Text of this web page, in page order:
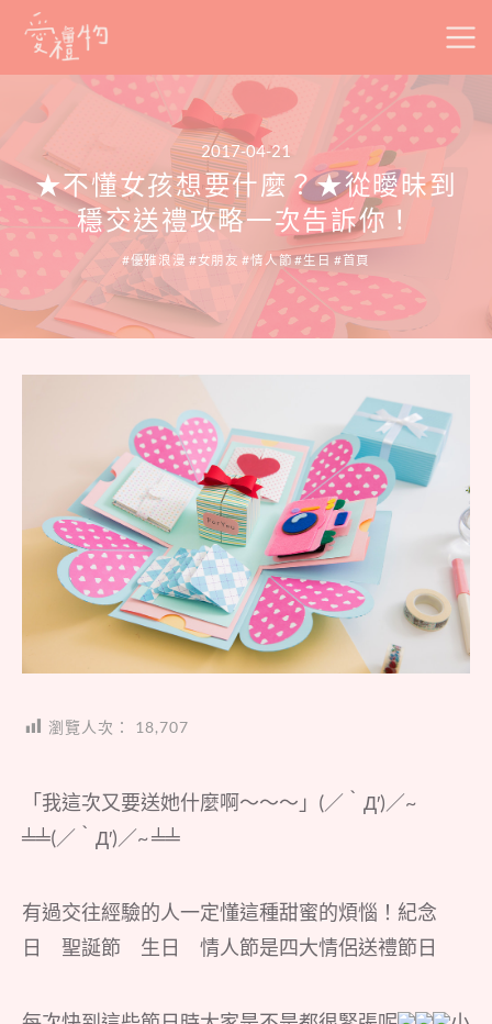
Skip
2017-04-21
★不懂女孩想要什麼？★從曖昧到
穩交送禮攻略一次告訴你！
優雅浪漫 女朋友 情人節 生日 首頁
瀏覽人次： 18,707
「我這次又要送她什麼啊～～～」(／‵Д′)／~
╧╧(／‵Д′)／~ ╧╧
有過交往經驗的人一定懂這種甜蜜的煩惱！紀念
日 聖誕節 生日 情人節是四大情侶送禮節日